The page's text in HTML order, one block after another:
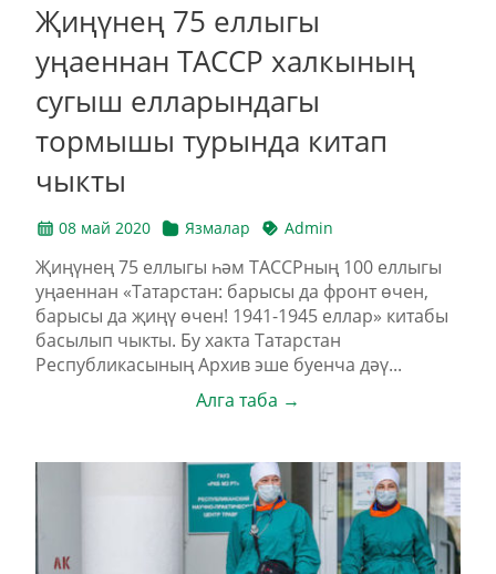
Җиңүнең 75 еллыгы
уңаеннан ТАССР халкының
сугыш елларындагы
тормышы турында китап
чыкты
08 май 2020 Язмалар Admin
Җиңүнең 75 еллыгы һәм ТАССРның 100 еллыгы
уңаеннан «Татарстан: барысы да фронт өчен,
барысы да җиңү өчен! 1941-1945 еллар» китабы
басылып чыкты. Бу хакта Татарстан
Республикасының Архив эше буенча дәү...
Алга таба →